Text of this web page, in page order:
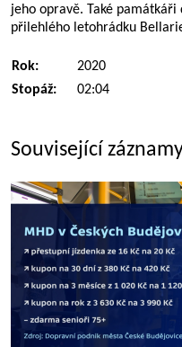
jeho opravě. Také
přilehlého letohrádku
Rok:
2020
Stopáž:
02:04
Související